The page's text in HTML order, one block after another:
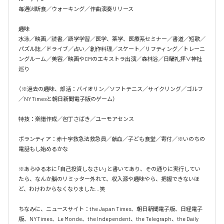
毎週㈫断食／ウォーキング／作曲演奏リリース
趣味
水泳／映画／読書／語学学習／医学、薬学、医療系セミナー／書道／短歌／
パズル誌／ドライブ／占い／創作料理／スケート／リフティング／トレーニ
ングルーム／美容／映画やCMのエキストラ出演／森林浴／日曜礼拝∨神社
巡り
（※過去の趣味、部活：バイオリン／ソフトテニス／サイクリング／ゴルフ
／NYTimesと朝日新聞電子版のゲーム）
特技：楽譜作成／包丁さばき／ユーモアセンス
ボランティア：赤十字救急法救急員／献血／子ども食堂／寄付／※いのちの
電話もし始めるかな
※あらゆる本に「自己投資しなさい」と書いてあり、その通りに実行してい
たら、なんか脳のリミッター外れて、収入源や趣味やら、把握できないほ
ど、わけわからなくなりました…笑
ちなみに、ニュースサイト：the Japan Times、朝日新聞電子版、日経電子
版、NYTimes、Le Monde、the Independent、the Telegraph、the Daily